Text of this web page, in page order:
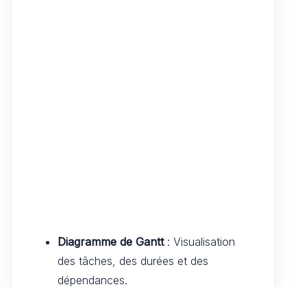
Diagramme de Gantt: Visualisation
des tâches, des durées et des
dépendances.